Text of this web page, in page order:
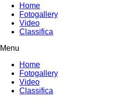
Home
Fotogallery
Video
Classifica
Menu
Home
Fotogallery
Video
Classifica